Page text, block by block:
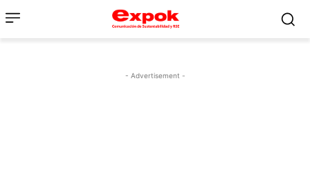
- Advertisement -